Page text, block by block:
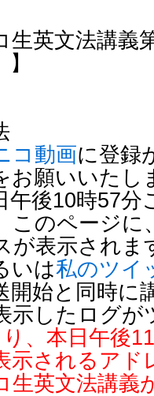
英文法講義
コ動画に登録
お願いいたし
後10時57分
このページに
が表示されま
いは私のツイ
開始と同時に
示したログが
、本日午後
示されるアド
生英文法講義